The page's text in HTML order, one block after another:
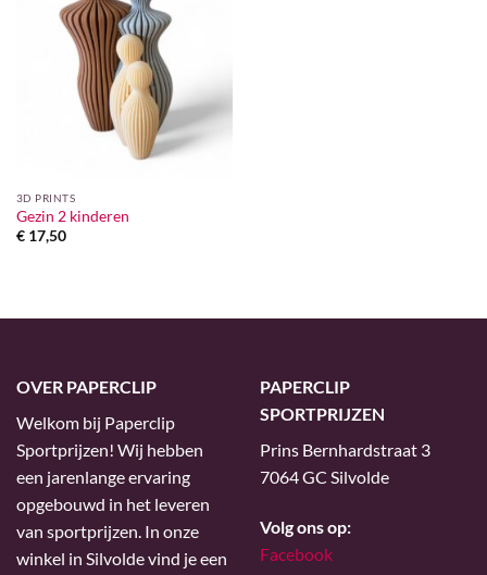
3D PRINTS
Gezin 2 kinderen
€17,50
OVER PAPERCLIP
Welkom bij Paperclip
Sportprijzen! Wij hebben
een jarenlange ervaring
opgebouwd in het leveren
van sportprijzen. In onze
winkel in Silvolde vind je een
PAPERCLIP
SPORTPRIJZEN
Prins Bernhardstraat 3
7064 GC Silvolde
Volg ons op:
Facebook